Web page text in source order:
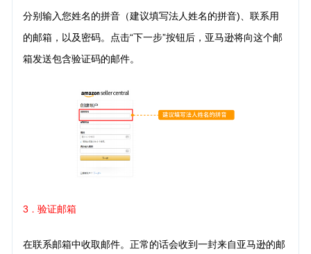
分别输入您姓名的拼音（建议填写法人姓名的拼音)、联系用
的邮箱，以及密码。点击“下一步”按钮后，亚马逊将向这个邮
箱发送包含验证码的邮件。
3 ． 验证邮箱
在联系邮箱中收取邮件。正常的话会收到一封来自亚马逊的邮